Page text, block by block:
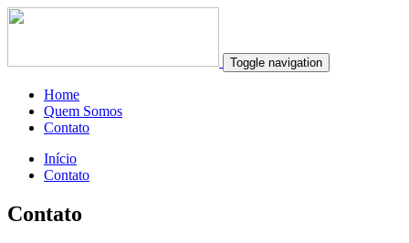
Toggle navigation
Home
Quem Somos
Contato
Início
Contato
Contato